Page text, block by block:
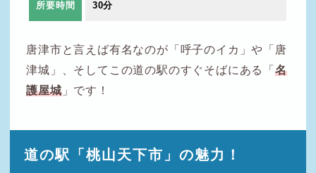
所要時間 30分
唐津市と言えば有名なのが「呼子のイカ」や「唐
津城」、そしてこの道の駅のすぐそばにある「名
護屋城」です！
道の駅「桃山天下市」の魅力！